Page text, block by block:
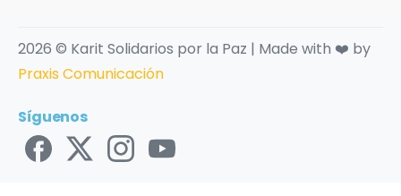
2026 © Karit Solidarios por la Paz | Made with ❤️ by
Praxis Comunicación
Síguenos